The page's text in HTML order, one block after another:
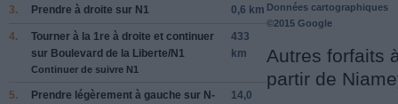
3. Prendre à droite sur N1 0,6 km
4. Tourner à la 1re à droite et continuer
sur Boulevard de la Liberte/N1
Continuer de suivre N1
433
km
5. Prendre légèrement à gauche sur N-
14,0
Données cartographiques
©2015 Google
Autres forfaits
partir de